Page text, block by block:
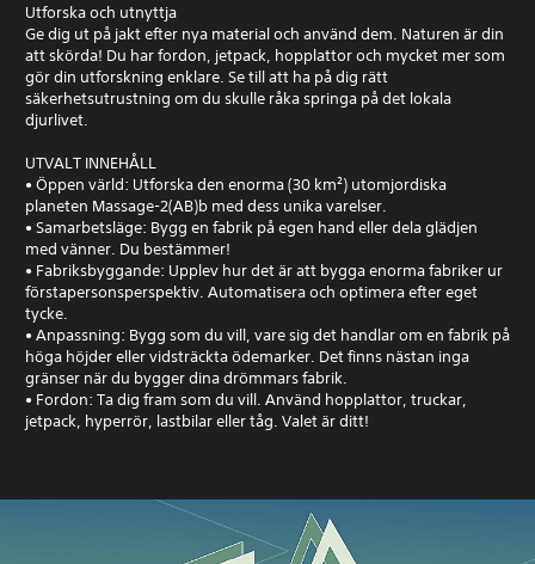
Utforska och utnyttja
Ge dig ut på jakt efter nya material och använd dem. Naturen är din
att skörda! Du har fordon, jetpack, hopplattor och mycket mer som
gör din utforskning enklare. Se till att ha på dig rätt
säkerhetsutrustning om du skulle råka springa på det lokala
djurlivet.
UTVALT INNEHÅLL
• Öppen värld: Utforska den enorma (30 km²) utomjordiska
planeten Massage-2(AB)b med dess unika varelser.
• Samarbetsläge: Bygg en fabrik på egen hand eller dela glädjen
med vänner. Du bestämmer!
• Fabriksbyggande: Upplev hur det är att bygga enorma fabriker ur
förstapersonsperspektiv. Automatisera och optimera efter eget
tycke.
• Anpassning: Bygg som du vill, vare sig det handlar om en fabrik på
höga höjder eller vidsträckta ödemarker. Det finns nästan inga
gränser när du bygger dina drömmars fabrik.
• Fordon: Ta dig fram som du vill. Använd hopplattor, truckar,
jetpack, hyperrör, lastbilar eller tåg. Valet är ditt!